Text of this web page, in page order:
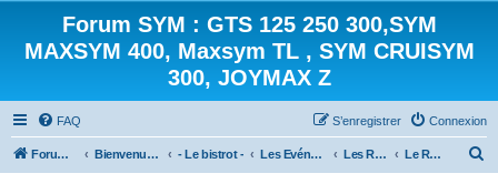
Forum SYM : GTS 125 250 300,SYM
MAXSYM 400, Maxsym TL , SYM CRUISYM
300, JOYMAX Z
FAQ Connexion
S’enregistrer
Forum des scooters SYM - GTS -MAXSYM - CRUISYM - JOYMAX - Maxsym TL Bienvenue sur le forum des scooters de la gamme SYM - Le bistrot - Les Evénements Les Rassemblements [archives] Le RASSO 2012